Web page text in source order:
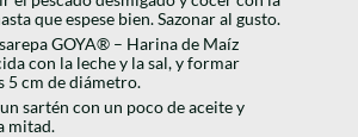
que espese bien. Sazonar al gusto.
GOYA® – Harina de Maíz
con la leche y la sal, y formar
5 cm de diámetro.
sartén con un poco de aceite y
mitad.